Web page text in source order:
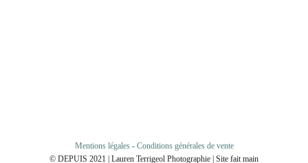
Mentions légales- Conditions générales de vente
© DEPUIS 2021 | Lauren Terrigeol Photographie | Site fait main